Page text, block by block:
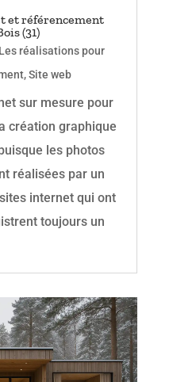
et référencement
(31)
Les réalisations pour
,Site web
sur mesure pour
création graphique
les photos
réalisées par un
internet qui ont
toujours un